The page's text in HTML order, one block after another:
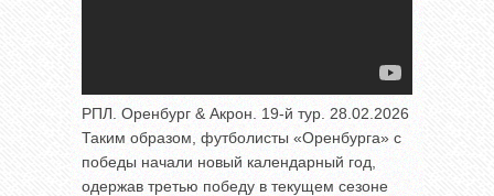
РПЛ. Оренбург & Акрон. 19-й тур. 28.02.2026
Таким образом, футболисты «Оренбурга» с
победы начали новый календарный год,
одержав третью победу в текущем сезоне